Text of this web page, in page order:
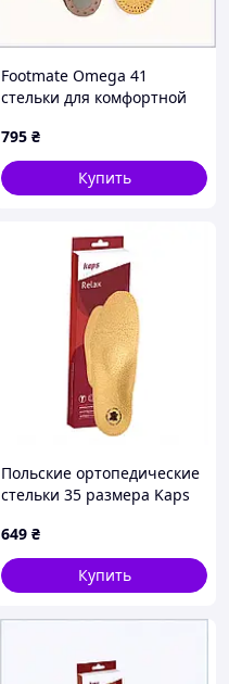
Footmate Omega 41
стельки для комфортной
87K99757B
795 ₴
Купить
Польские ортопедические
стельки 35 размера Kaps
649 ₴
Купить